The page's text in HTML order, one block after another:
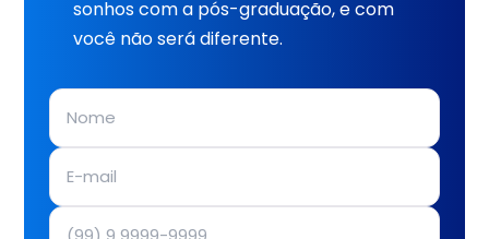
sonhos com a pós-graduação, e com
você não será diferente.